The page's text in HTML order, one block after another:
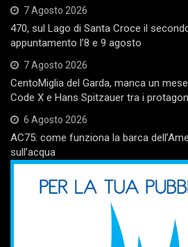
7 Agosto 2026
470, sul Lago di Santa Croce il
appuntamento l’8 e 9 agosto
7 Agosto 2026
CentoMiglia del Garda, manca un
Code X e Hans Spitzauer tra i
6 Agosto 2026
AC75: come funziona la barca
sull’acqua